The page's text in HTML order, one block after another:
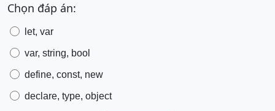
Chọn đáp án:
let, var
var, string, bool
define, const, new
declare, type, object